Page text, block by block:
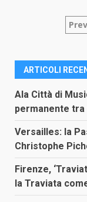
ARTICOLI
Ala Città di
permanente
Versailles: la
Christophe
Firenze,
la Traviata